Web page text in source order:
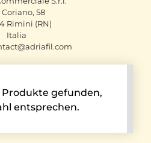
Coriano, 58
Rimini (RN)
Italia
Produkte gefunden,
entsprechen.